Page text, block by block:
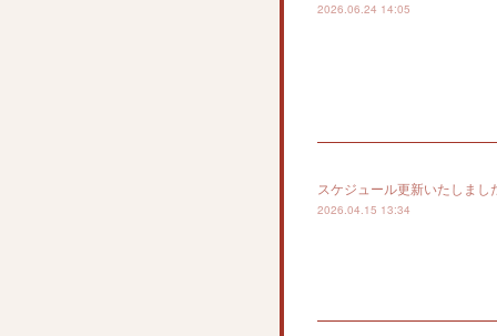
2026.06.24 14:05
スケジュール更新いたしまし
2026.04.15 13:34